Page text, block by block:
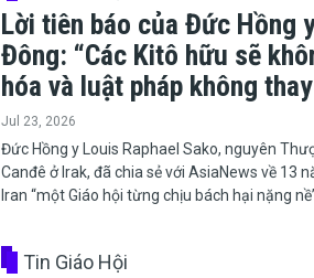
Lời tiên báo của Đức Hồng
Đông: “Các Kitô hữu sẽ
hóa và luật pháp không
Jul 23, 2026
​​​​​​​Đức Hồng y Louis Raphael Sako, nguyên
Canđê ở Irak, đã chia sẻ với AsiaNews về 13
Iran “một Giáo hội từng chịu bách hại nặng
Tin Giáo Hội